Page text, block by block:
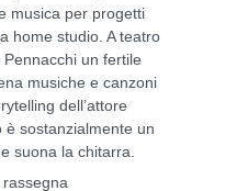
musica per progetti
home studio. A teatro
un fertile
musiche e canzoni
dell’attore
è sostanzialmente un
suona la chitarra.